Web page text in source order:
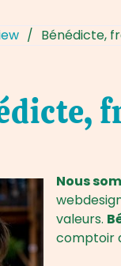
/ Bénédicte,
Nous
valeurs.
comptoir